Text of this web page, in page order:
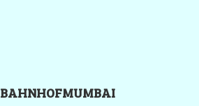
BAHNHOFMUMBAI